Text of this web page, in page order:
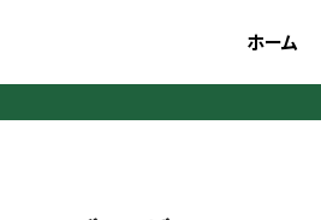
ホーム